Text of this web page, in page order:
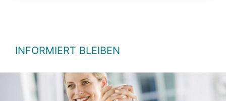
INFORMIERT BLEIBEN